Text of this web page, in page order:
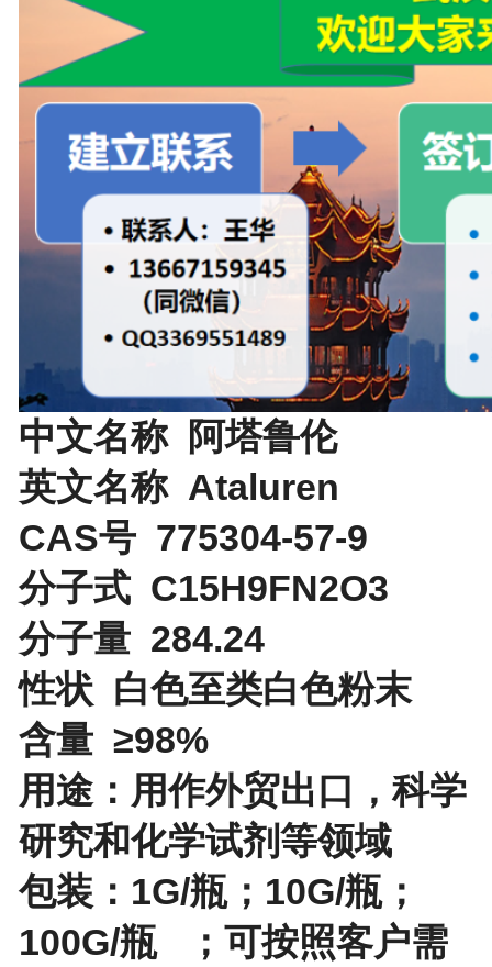
中文名称 阿塔鲁伦
英文名称 Ataluren
CAS号 775304-57-9
分子式 C15H9FN2O3
分子量 284.24
性状 白色至类白色粉末
含量 ≥98%
用途：用作外贸出口，科学
研究和化学试剂等领域
包装：1G/瓶；10G/瓶；
100G/瓶 ；可按照客户需